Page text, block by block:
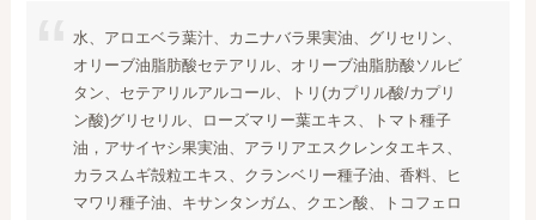
水、アロエベラ葉汁、カニナバラ果実油、グリセリン、
オリーブ油脂肪酸セテアリル、オリーブ油脂肪酸ソルビ
タン、セテアリルアルコール、トリ(カプリル酸/カプリ
ン酸)グリセリル、ローズマリー葉エキス、トマト種子
油，アサイヤシ果実油、アラリアエスクレンタエキス、
カラスムギ殻粒エキス、クランベリー種子油、香料、ヒ
マワリ種子油、キサンタンガム、クエン酸、トコフェロ